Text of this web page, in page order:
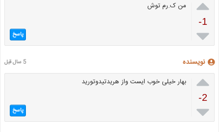

-1

من ک.رم توش
پاسخ
نویسنده 5 سال قبل

-2

بهار خیلی خوب ایست واز هریدتیدوتورید
پاسخ